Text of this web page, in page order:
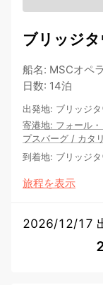
ブリッジ
船名: MSCオペラ
日数: 14泊
出発地: ブリッジ
寄港地: フォール
プスバーグ / カタ
到着地: ブリッジ
旅程を表示
2026/12/17